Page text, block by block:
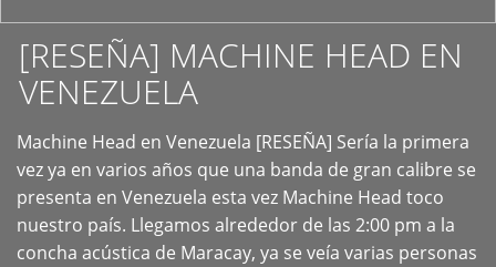
[RESEÑA] MACHINE HEAD EN
VENEZUELA
Machine Head en Venezuela [RESEÑA] Sería la primera
vez ya en varios años que una banda de gran calibre se
presenta en Venezuela esta vez Machine Head toco
nuestro país. Llegamos alrededor de las 2:00 pm a la
concha acústica de Maracay, ya se veía varias personas
+